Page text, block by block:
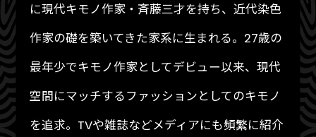
に現代キモノ作家・斉藤三才を持ち、近代染色
作家の礎を築いてきた家系に生まれる。27歳の
最年少でキモノ作家としてデビュー以来、現代
空間にマッチするファッションとしてのキモノ
を追求。TVや雑誌などメディアにも頻繁に紹介